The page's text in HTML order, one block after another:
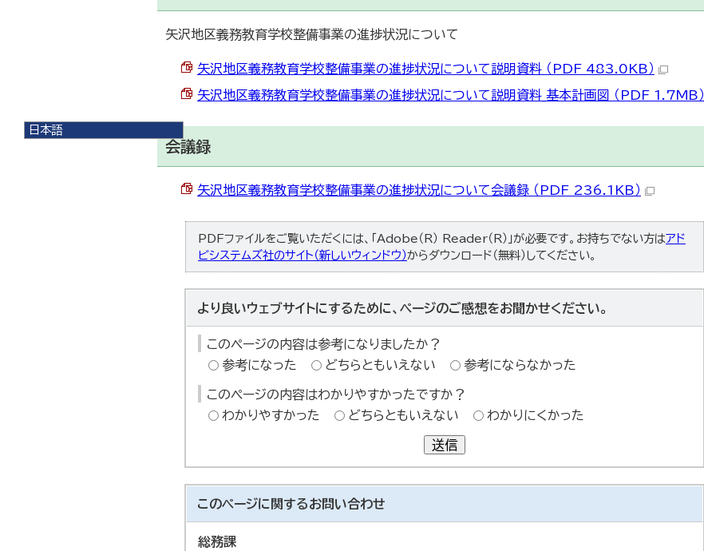
日本語
矢沢地区義務教育学校整備事業の進捗状況について
矢沢地区義務教育学校整備事業の進捗状況について説明資料 （PDF 483.0KB）
矢沢地区義務教育学校整備事業の進捗状況について説明資料_基本計画図 （PDF 1.7MB）
会議録
矢沢地区義務教育学校整備事業の進捗状況について会議録 （PDF 236.1KB）
PDFファイルをご覧いただくには、「Adobe（R） Reader（R）」が必要です。お持ちでない方はアド
ビシステムズ社のサイト（新しいウィンドウ）からダウンロード（無料）してください。
より良いウェブサイトにするために、ページのご感想をお聞かせください。
このページの内容は参考になりましたか？
参考になった
どちらともいえない 参考にならなかった
このページの内容はわかりやすかったですか？
わかりやすかった
どちらともいえない わかりにくかった
送信
このページに関するお問い合わせ
総務課